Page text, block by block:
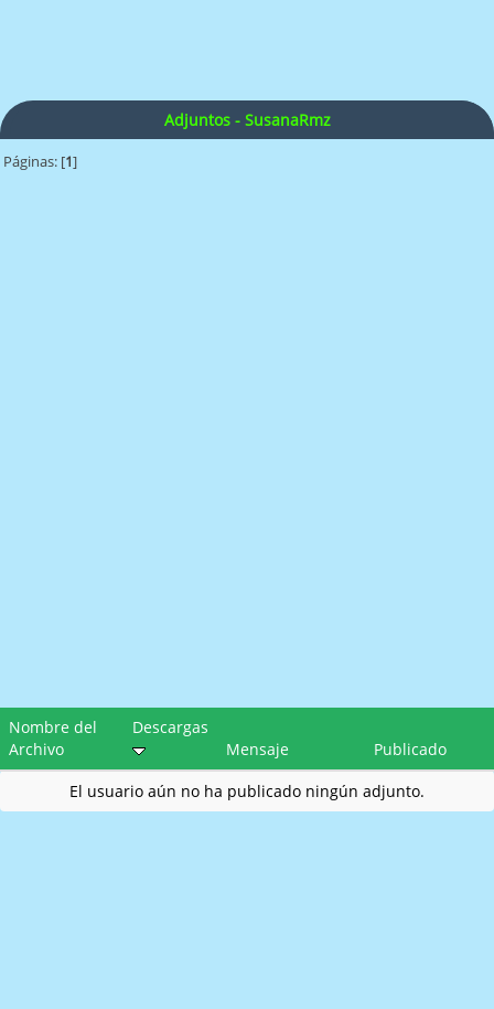
Adjuntos - SusanaRmz
Páginas: [1]
Nombre del
Archivo
Descargas
Mensaje
Publicado
El usuario aún no ha publicado ningún adjunto.